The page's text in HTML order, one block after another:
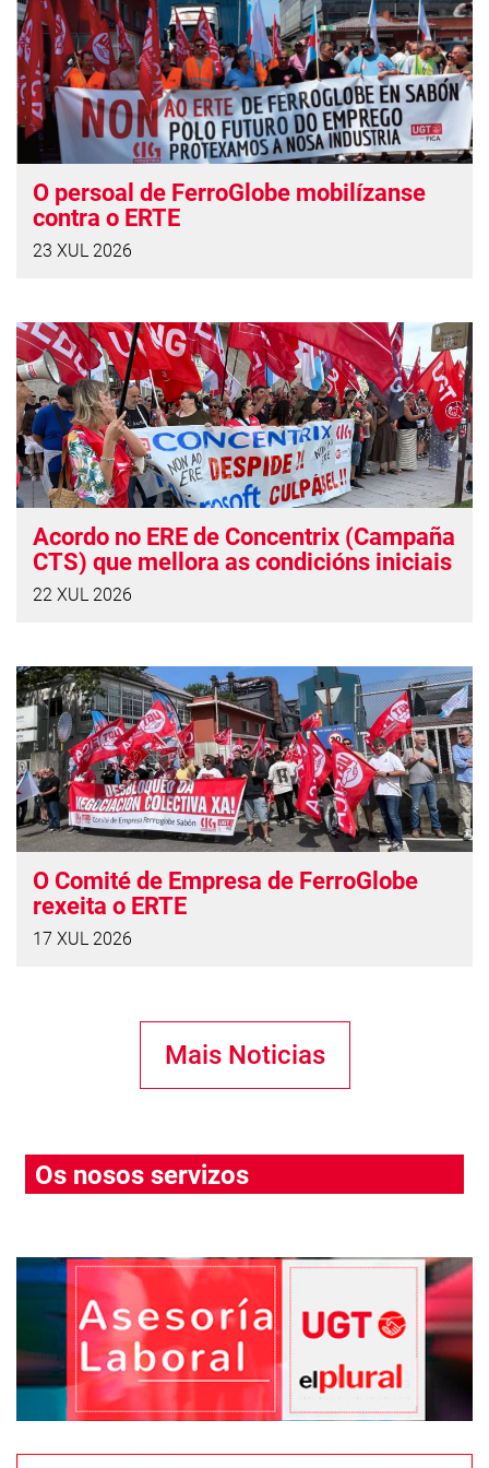
O persoal de FerroGlobe mobilízanse
contra o ERTE
23 XUL 2026
Acordo no ERE de Concentrix (Campaña
CTS) que mellora as condicións iniciais
22 XUL 2026
O Comité de Empresa de FerroGlobe
rexeita o ERTE
17 XUL 2026
Mais Noticias
Os nosos servizos